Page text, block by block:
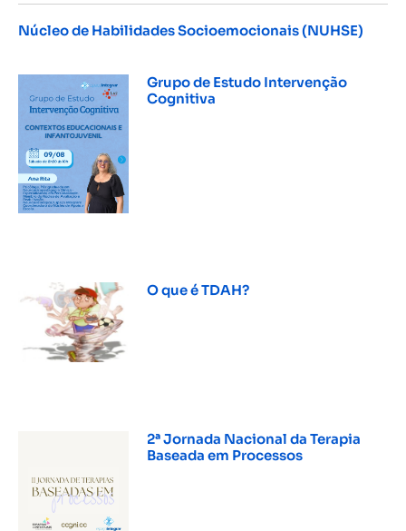
Núcleo de Habilidades Socioemocionais (NUHSE)
Grupo de Estudo Intervenção
Cognitiva
O que é TDAH?
2ª Jornada Nacional da Terapia
Baseada em Processos